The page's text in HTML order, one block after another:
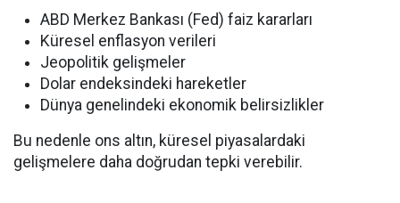
ABD Merkez Bankası (Fed) faiz kararları
Küresel enflasyon verileri
Jeopolitik gelişmeler
Dolar endeksindeki hareketler
Dünya genelindeki ekonomik belirsizlikler
Bu nedenle ons altın, küresel piyasalardaki
gelişmelere daha doğrudan tepki verebilir.